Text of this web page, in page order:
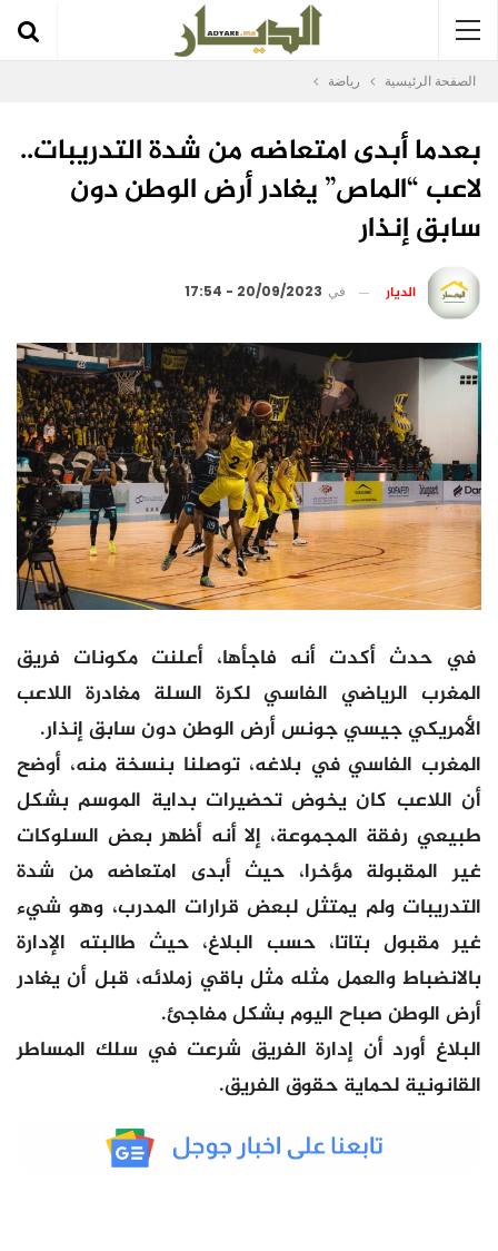
الصفحة الرئيسية رياضة
بعدما أبدى امتعاضه من شدة التدريبات..
لاعب “الماص” يغادر أرض الوطن دون
سابق إنذار
الديار في 20/09/2023 - 17:54
في حدث أكدت أنه فاجأها، أعلنت مكونات فريق
المغرب الرياضي الفاسي لكرة السلة مغادرة اللاعب
الأمريكي جيسي جونس أرض الوطن دون سابق إنذار.
المغرب الفاسي في بلاغه، توصلنا بنسخة منه، أوضح
أن اللاعب كان يخوض تحضيرات بداية الموسم بشكل
طبيعي رفقة المجموعة، إلا أنه أظهر بعض السلوكات
غير المقبولة مؤخرا، حيث أبدى امتعاضه من شدة
التدريبات ولم يمتثل لبعض قرارات المدرب، وهو شيء
غير مقبول بتاتا، حسب البلاغ، حيث طالبته الإدارة
بالانضباط والعمل مثله مثل باقي زملائه، قبل أن يغادر
أرض الوطن صباح اليوم بشكل مفاجئ.
البلاغ أورد أن إدارة الفريق شرعت في سلك المساطر
القانونية لحماية حقوق الفريق.